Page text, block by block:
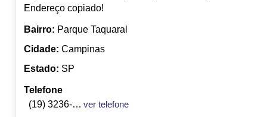
Endereço copiado!
Bairro: Parque Taquaral
Cidade: Campinas
Estado: SP
Telefone
(19) 3236-8468
ver telefone